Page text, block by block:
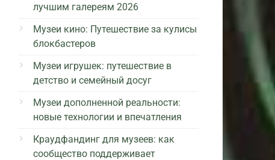
лучшим галереям 2026
Музеи кино: Путешествие за кулисы
блокбастеров
Музеи игрушек: путешествие в
детство и семейный досуг
Музеи дополненной реальности:
новые технологии и впечатления
Краудфандинг для музеев: как
сообщество поддерживает